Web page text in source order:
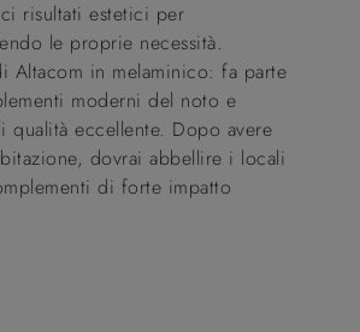
risultati estetici per
le proprie necessità.
Altacom in melaminico: fa parte
moderni del noto e
eccellente. Dopo avere
dovrai abbellire i locali
di forte impatto